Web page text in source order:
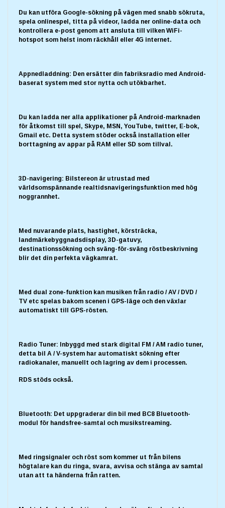
Du kan utföra Google-sökning på vägen med snabb sökruta,
spela onlinespel, titta på videor, ladda ner online-data och
kontrollera e-post genom att ansluta till vilken WiFi-
hotspot som helst inom räckhåll eller 4G internet.
Appnedladdning: Den ersätter din fabriksradio med Android-
baserat system med stor nytta och utökbarhet.
Du kan ladda ner alla applikationer på Android-marknaden
för åtkomst till spel, Skype, MSN, YouTube, twitter, E-bok,
Gmail etc. Detta system stöder också installation eller
borttagning av appar på RAM eller SD som tillval.
3D-navigering: Bilstereon är utrustad med
världsomspännande realtidsnavigeringsfunktion med hög
noggrannhet.
Med nuvarande plats, hastighet, körsträcka,
landmärkebyggnadsdisplay, 3D-gatuvy,
destinationssökning och sväng-för-sväng röstbeskrivning
blir det din perfekta vägkamrat.
Med dual zone-funktion kan musiken från radio / AV / DVD /
TV etc spelas bakom scenen i GPS-läge och den växlar
automatiskt till GPS-rösten.
Radio Tuner: Inbyggd med stark digital FM / AM radio tuner,
detta bil A / V-system har automatiskt sökning efter
radiokanaler, manuellt och lagring av dem i processen.
RDS stöds också.
Bluetooth: Det uppgraderar din bil med BC8 Bluetooth-
modul för handsfree-samtal och musikstreaming.
Med ringsignaler och röst som kommer ut från bilens
högtalare kan du ringa, svara, avvisa och stänga av samtal
utan att ta händerna från ratten.